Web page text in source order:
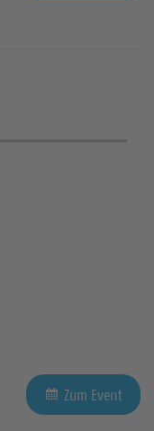
Zum Event